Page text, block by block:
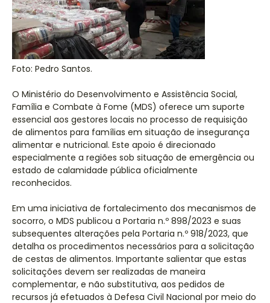
Foto: Pedro Santos.
O Ministério do Desenvolvimento e Assistência Social,
Família e Combate à Fome (MDS) oferece um suporte
essencial aos gestores locais no processo de requisição
de alimentos para famílias em situação de insegurança
alimentar e nutricional. Este apoio é direcionado
especialmente a regiões sob situação de emergência ou
estado de calamidade pública oficialmente
reconhecidos.
Em uma iniciativa de fortalecimento dos mecanismos de
socorro, o MDS publicou a Portaria n.º 898/2023 e suas
subsequentes alterações pela Portaria n.º 918/2023, que
detalha os procedimentos necessários para a solicitação
de cestas de alimentos. Importante salientar que estas
solicitações devem ser realizadas de maneira
complementar, e não substitutiva, aos pedidos de
recursos já efetuados à Defesa Civil Nacional por meio do